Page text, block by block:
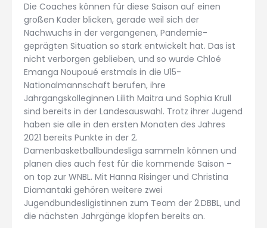
Die Coaches können für diese Saison auf einen
großen Kader blicken, gerade weil sich der
Nachwuchs in der vergangenen, Pandemie-
geprägten Situation so stark entwickelt hat. Das ist
nicht verborgen geblieben, und so wurde Chloé
Emanga Noupoué erstmals in die U15-
Nationalmannschaft berufen, ihre
Jahrgangskolleginnen Lilith Maitra und Sophia Krull
sind bereits in der Landesauswahl. Trotz ihrer Jugend
haben sie alle in den ersten Monaten des Jahres
2021 bereits Punkte in der 2.
Damenbasketballbundesliga sammeln können und
planen dies auch fest für die kommende Saison –
on top zur WNBL. Mit Hanna Risinger und Christina
Diamantaki gehören weitere zwei
Jugendbundesligistinnen zum Team der 2.DBBL, und
die nächsten Jahrgänge klopfen bereits an.